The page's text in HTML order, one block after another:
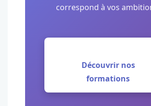
correspond à vos
Découvrir nos
formations